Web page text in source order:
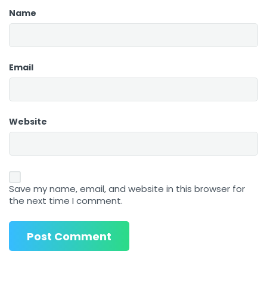
Name
Email
Website
Save my name, email, and website in this browser for
the next time I comment.